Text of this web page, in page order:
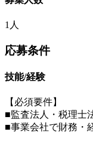
1人
応募条件
技能/経験
【必須要件】
■監査法人・税理士
■事業会社で財務・